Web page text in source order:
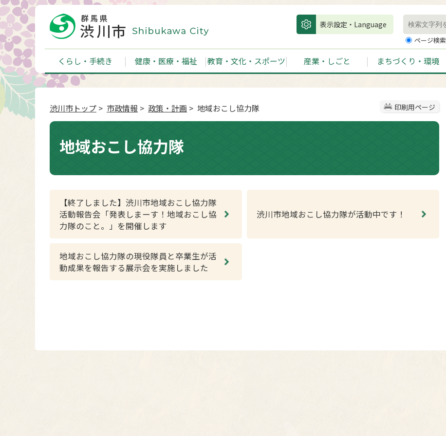
表示設定・Language
ページ検索
くらし・手続き 健康・医療・福祉 教育・文化・スポーツ 産業・しごと まちづくり・環境
印刷用ページ
渋川市トップ > 市政情報 > 政策・計画 > 地域おこし協力隊
地域おこし協力隊
【終了しました】渋川市地域おこし協力隊
活動報告会「発表しまーす！地域おこし協
力隊のこと。」を開催します
渋川市地域おこし協力隊が活動中です！
地域おこし協力隊の現役隊員と卒業生が活
動成果を報告する展示会を実施しました